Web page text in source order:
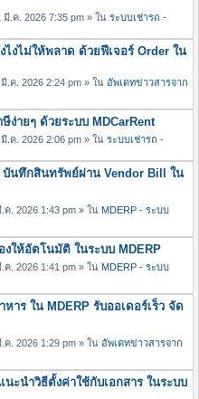
มี.ค. 2026 7:35 pm » ใน ระบบเช่ารถ -
ไงไม่ให้พลาด ด้วยฟีเจอร์ Order ใน
.ค. 2026 2:24 pm » ใน อัพเดทข่าวสารจาก
ง่ายๆ ด้วยระบบ MDCarRent
.ค. 2026 2:06 pm » ใน ระบบเช่ารถ -
นทึกสินทรัพย์ผ่าน Vendor Bill ใน
ค. 2026 1:43 pm » ใน MDERP - ระบบ
ให้อัตโนมัติ ในระบบ MDERP
ค. 2026 1:41 pm » ใน MDERP - ระบบ
าร ใน MDERP รับออเดอร์เร็ว จัด
ค. 2026 1:29 pm » ใน อัพเดทข่าวสารจาก
ะนำวิธีตั้งค่าใช้กับเอกสาร ในระบบ